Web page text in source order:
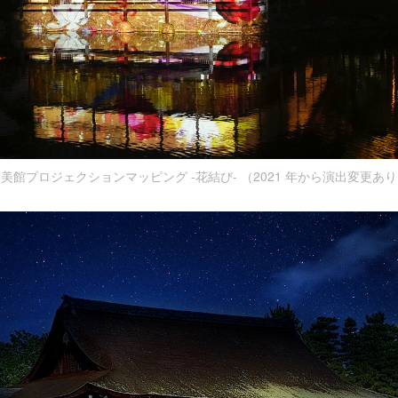
館プロジェクションマッピング -花結び- （2021 年から演出変更あ